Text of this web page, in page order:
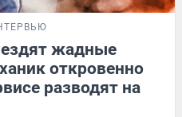
ездят жадные
откровенно
разводят на